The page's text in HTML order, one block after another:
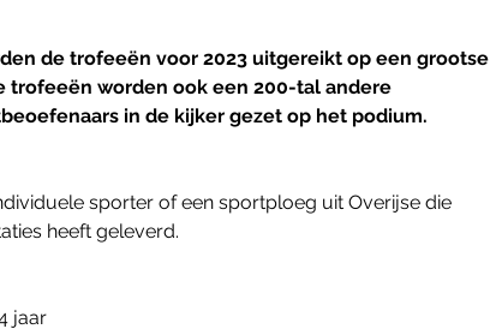
de trofeeën voor 2023 uitgereikt op een grootse
trofeeën worden ook een 200-tal andere
in de kijker gezet op het podium.
sporter of een sportploeg uit Overijse die
heeft geleverd.
jaar